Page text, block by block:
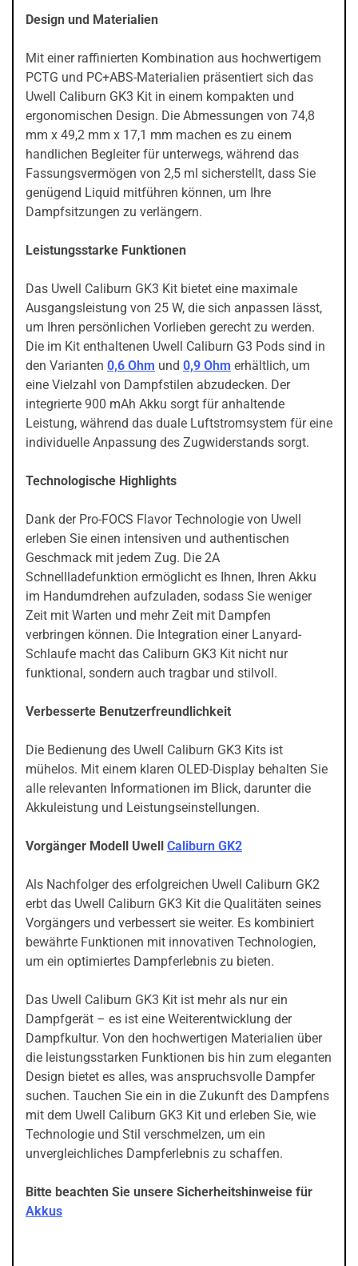
Design und Materialien
Mit einer raffinierten Kombination aus hochwertigem
PCTG und PC+ABS-Materialien präsentiert sich das
Uwell Caliburn GK3 Kit in einem kompakten und
ergonomischen Design. Die Abmessungen von 74,8
mm x 49,2 mm x 17,1 mm machen es zu einem
handlichen Begleiter für unterwegs, während das
Fassungsvermögen von 2,5 ml sicherstellt, dass Sie
genügend Liquid mitführen können, um Ihre
Dampfsitzungen zu verlängern.
Leistungsstarke Funktionen
Das Uwell Caliburn GK3 Kit bietet eine maximale
Ausgangsleistung von 25 W, die sich anpassen lässt,
um Ihren persönlichen Vorlieben gerecht zu werden.
Die im Kit enthaltenen Uwell Caliburn G3 Pods sind in
den Varianten 0,6 Ohm und 0,9 Ohm erhältlich, um
eine Vielzahl von Dampfstilen abzudecken. Der
integrierte 900 mAh Akku sorgt für anhaltende
Leistung, während das duale Luftstromsystem für eine
individuelle Anpassung des Zugwiderstands sorgt.
Technologische Highlights
Dank der Pro-FOCS Flavor Technologie von Uwell
erleben Sie einen intensiven und authentischen
Geschmack mit jedem Zug. Die 2A
Schnellladefunktion ermöglicht es Ihnen, Ihren Akku
im Handumdrehen aufzuladen, sodass Sie weniger
Zeit mit Warten und mehr Zeit mit Dampfen
verbringen können. Die Integration einer Lanyard-
Schlaufe macht das Caliburn GK3 Kit nicht nur
funktional, sondern auch tragbar und stilvoll.
Verbesserte Benutzerfreundlichkeit
Die Bedienung des Uwell Caliburn GK3 Kits ist
mühelos. Mit einem klaren OLED-Display behalten Sie
alle relevanten Informationen im Blick, darunter die
Akkuleistung und Leistungseinstellungen.
Vorgänger Modell Uwell Caliburn GK2
Als Nachfolger des erfolgreichen Uwell Caliburn GK2
erbt das Uwell Caliburn GK3 Kit die Qualitäten seines
Vorgängers und verbessert sie weiter. Es kombiniert
bewährte Funktionen mit innovativen Technologien,
um ein optimiertes Dampferlebnis zu bieten.
Das Uwell Caliburn GK3 Kit ist mehr als nur ein
Dampfgerät – es ist eine Weiterentwicklung der
Dampfkultur. Von den hochwertigen Materialien über
die leistungsstarken Funktionen bis hin zum eleganten
Design bietet es alles, was anspruchsvolle Dampfer
suchen. Tauchen Sie ein in die Zukunft des Dampfens
mit dem Uwell Caliburn GK3 Kit und erleben Sie, wie
Technologie und Stil verschmelzen, um ein
unvergleichliches Dampferlebnis zu schaffen.
Bitte beachten Sie unsere Sicherheitshinweise für
Akkus